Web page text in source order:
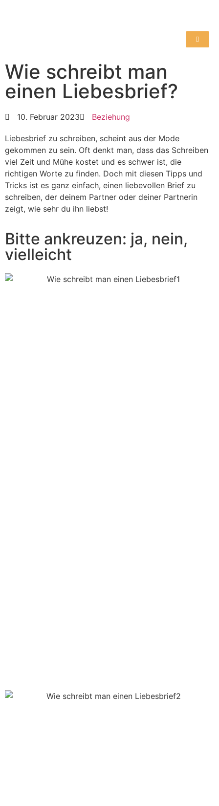
Wie schreibt man
einen Liebesbrief?
10. Februar 2023 Beziehung
Liebesbrief zu schreiben, scheint aus der Mode
gekommen zu sein. Oft denkt man, dass das Schreiben
viel Zeit und Mühe kostet und es schwer ist, die
richtigen Worte zu finden. Doch mit diesen Tipps und
Tricks ist es ganz einfach, einen liebevollen Brief zu
schreiben, der deinem Partner oder deiner Partnerin
zeigt, wie sehr du ihn liebst!
Bitte ankreuzen: ja, nein,
vielleicht